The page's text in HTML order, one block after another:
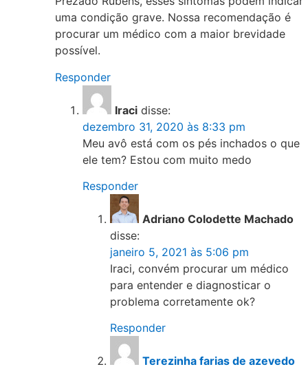
uma condição grave. Nossa recomendação é
procurar um médico com a maior brevidade
possível.
Responder
Iraci disse:
dezembro 31, 2020 às 8:33 pm
Meu avô está com os pés inchados o que
ele tem? Estou com muito medo
Responder
Adriano Colodette Machado
disse:
janeiro 5, 2021 às 5:06 pm
Iraci, convém procurar um médico
para entender e diagnosticar o
problema corretamente ok?
Responder
Terezinha farias de azevedo